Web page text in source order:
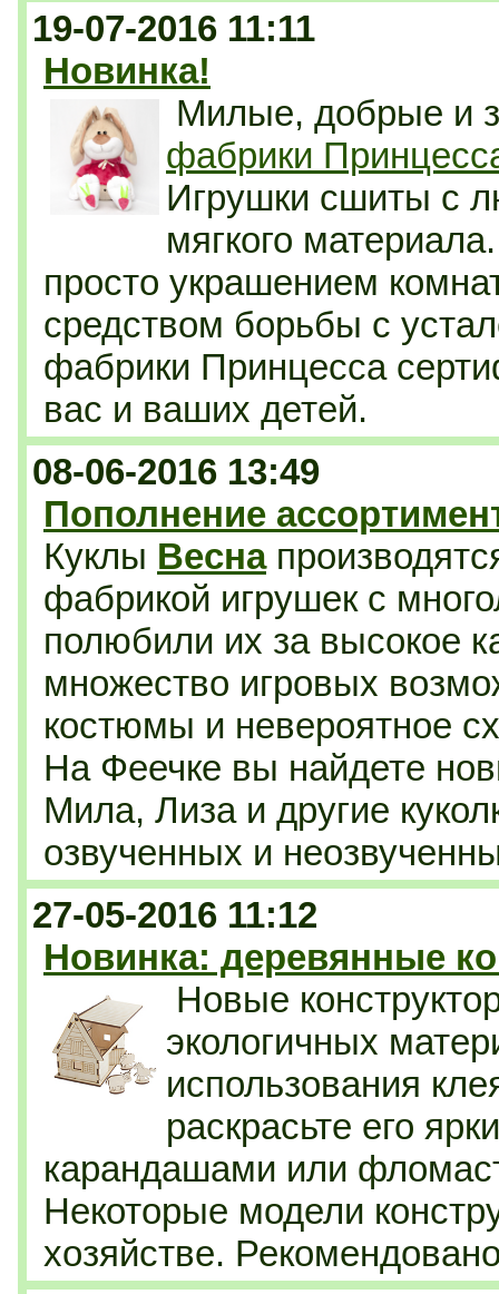
19-07-2016 11:11
Новинка!
Милые, добрые и
фабрики
Игрушки сшиты с
мягкого
просто украшением
средством борьбы с
фабрики Принцесса
вас и ваших детей.
08-06-2016 13:49
Пополнение
Куклы Весна
фабрикой игрушек с
полюбили их за высокое
множество игровых
костюмы и невероятное
На Феечке вы найдете
Мила, Лиза и другие
озвученных и
27-05-2016 11:12
Новинка: деревянные
Новые
экологичных
использования
раскрасьте его
карандашами или
Некоторые модели
хозяйстве.